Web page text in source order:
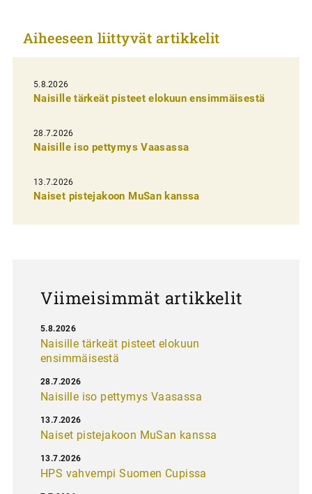
l
e
s
e
l
a
u
Aiheeseen liittyvät artikkelit
5.8.2026
Naisille tärkeät pisteet elokuun ensimmäisestä
28.7.2026
Naisille iso pettymys Vaasassa
13.7.2026
Naiset pistejakoon MuSan kanssa
Viimeisimmät artikkelit
Naisille tärkeät pisteet elokuun
ensimmäisestä
5.8.2026
Naisille iso pettymys Vaasassa
28.7.2026
Naiset pistejakoon MuSan kanssa
13.7.2026
HPS vahvempi Suomen Cupissa
13.7.2026